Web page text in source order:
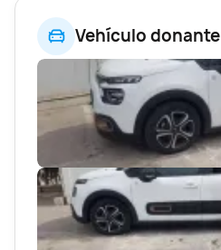
Vehículo donante